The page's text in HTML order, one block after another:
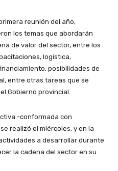
reunión del año,
los temas que abordarán
de valor del sector, entre los
logística,
posibilidades de
entre otras tareas que se
Gobierno provincial.
-conformada con
realizó el miércoles, y en la
a desarrollar durante
la cadena del sector en su